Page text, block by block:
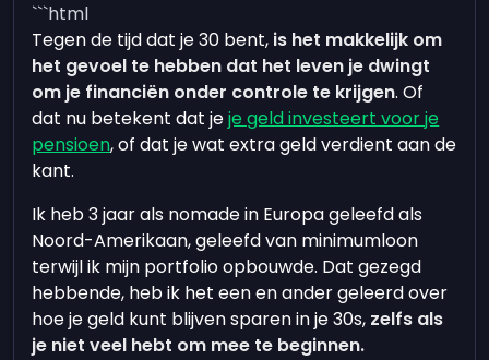
```html
Tegen de tijd dat je 30 bent, is het makkelijk om
het gevoel te hebben dat het leven je dwingt
om je financiën onder controle te krijgen. Of
dat nu betekent dat jeje geld investeert voor je
pensioen, of dat je wat extra geld verdient aan de
kant.
Ik heb 3 jaar als nomade in Europa geleefd als
Noord-Amerikaan, geleefd van minimumloon
terwijl ik mijn portfolio opbouwde. Dat gezegd
hebbende, heb ik het een en ander geleerd over
hoe je geld kunt blijven sparen in je 30s, zelfs als
je niet veel hebt om mee te beginnen.